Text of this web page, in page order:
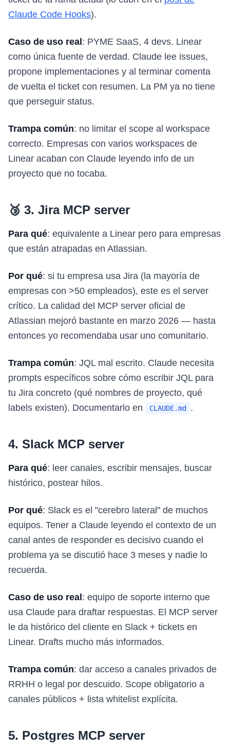
Claude Code Hooks).
Caso de uso real : PYME SaaS, 4 devs. Linear
como única fuente de verdad. Claude lee issues,
propone implementaciones y al terminar comenta
de vuelta el ticket con resumen. La PM ya no tiene
que perseguir status.
Trampa común: no limitar el scope al workspace
correcto. Empresas con varios workspaces de
Linear acaban con Claude leyendo info de un
proyecto que no tocaba.
🥉 3. Jira MCP server
Para qué: equivalente a Linear pero para empresas
que están atrapadas en Atlassian.
Por qué: si tu empresa usa Jira (la mayoría de
empresas con >50 empleados), este es el server
crítico. La calidad del MCP server oficial de
Atlassian mejoró bastante en marzo 2026 — hasta
entonces yo recomendaba usar uno comunitario.
Trampa común: JQL mal escrito. Claude necesita
prompts específicos sobre cómo escribir JQL para
tu Jira concreto (qué nombres de proyecto, qué
labels existen). Documentarlo en
CLAUDE.md .
4. Slack MCP server
Para qué: leer canales, escribir mensajes, buscar
histórico, postear hilos.
Por qué: Slack es el "cerebro lateral" de muchos
equipos. Tener a Claude leyendo el contexto de un
canal antes de responder es decisivo cuando el
problema ya se discutió hace 3 meses y nadie lo
recuerda.
Caso de uso real : equipo de soporte interno que
usa Claude para draftar respuestas. El MCP server
le da histórico del cliente en Slack + tickets en
Linear. Drafts mucho más informados.
Trampa común: dar acceso a canales privados de
RRHH o legal por descuido. Scope obligatorio a
canales públicos + lista whitelist explícita.
5. Postgres MCP server